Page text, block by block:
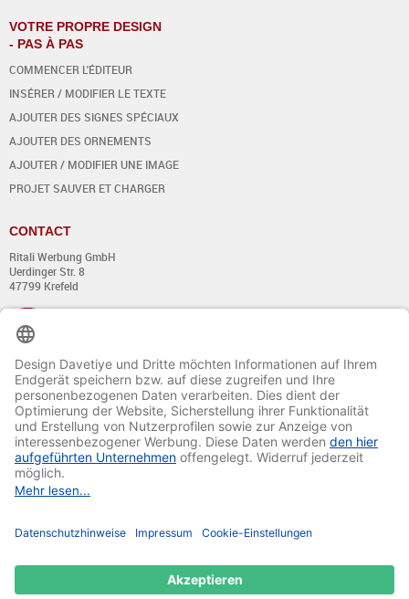
VOTRE PROPRE DESIGN
- PAS À PAS
COMMENCER L'ÉDITEUR
INSÉRER / MODIFIER LE TEXTE
AJOUTER DES SIGNES SPÉCIAUX
AJOUTER DES ORNEMENTS
AJOUTER / MODIFIER UNE IMAGE
PROJET SAUVER ET CHARGER
CONTACT
Ritali Werbung GmbH
Uerdinger Str. 8
47799 Krefeld
+49 (0) 21 51 - 7 633 633
Du lundi au jeudi:
de 8:00 - 13:00
et de 14:00 - 17:00 heures
Vendredi:
de 8:00 - 13:00
et de 14:00 - 15:30 heures
E-mail: info@davetiye.de